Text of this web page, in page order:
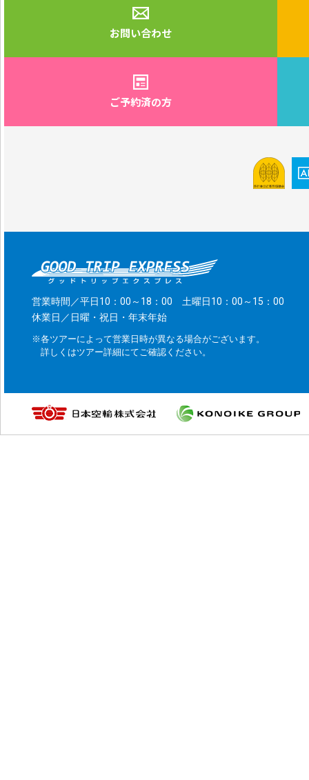
お問い合わせ
ご予約済の方
営業時間／平日10：00～18：00 土曜日10：00～15：00
休業日／日曜・祝日・年末年始
※各ツアーによって営業日時が異なる場合がございます。
詳しくはツアー詳細にてご確認ください。